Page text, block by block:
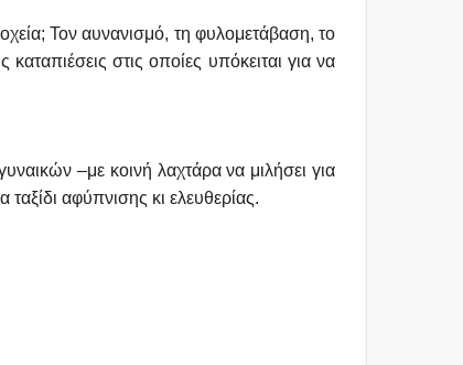
Τον αυνανισμό, τη φυλομετάβαση, το
στις οποίες υπόκειται για να
–με κοινή λαχτάρα να μιλήσει για
αφύπνισης κι ελευθερίας.